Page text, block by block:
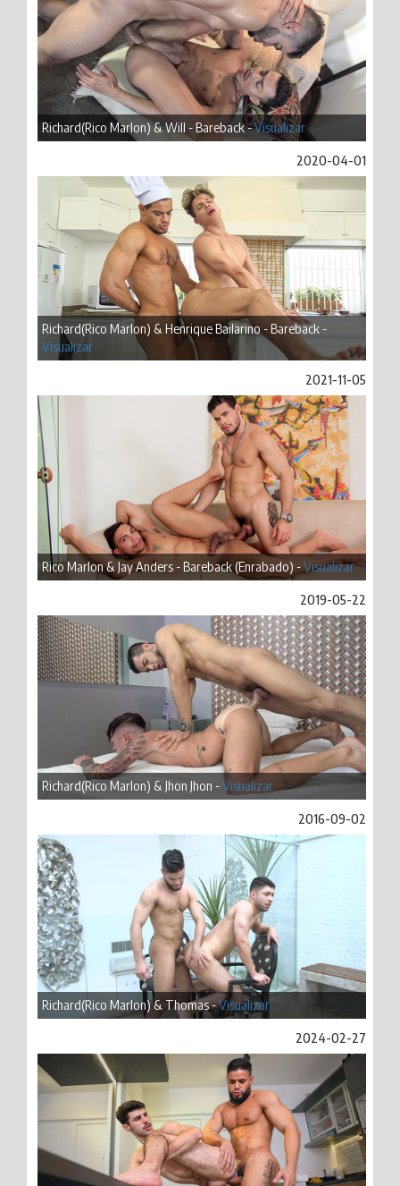
Richard(Rico Marlon) & Will - Bareback -Visualizar
2020-04-01
Richard(Rico Marlon) & Henrique Bailarino - Bareback -
Visualizar
2021-11-05
Rico Marlon & Jay Anders - Bareback (Enrabado) -Visualizar
2019-05-22
Richard(Rico Marlon) & Jhon Jhon -Visualizar
2016-09-02
Richard(Rico Marlon) & Thomas -Visualizar
2024-02-27